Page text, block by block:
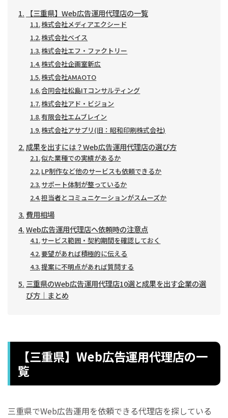
【三重県】Web広告運用代理店の一覧
株式会社メディアエクシード
株式会社ベイス
株式会社エフ・ファクトリー
株式会社企画室新広
株式会社AMAOTO
合同会社松島ITコンサルティング
株式会社アド・ビジョン
有限会社エムブレイン
株式会社アサプリ(旧：昭和印刷株式会社)
成果を出すには？Web広告運用代理店の選び方
似た業種での実績があるか
LP制作など他のサービスも依頼できるか
サポート体制が整っているか
担当者とコミュニケーションがスムーズか
費用相場
Web広告運用代理店へ依頼時の注意点
サービス範囲・契約期間を確認しておく
要望があれば積極的に伝える
提案に不明点があれば質問する
三重県のWeb広告運用代理店10選と成果を出す企業の選
び方｜まとめ
【三重県】Web広告運用代理店の一
覧
三重県でWeb広告運用を依頼できる代理店を探している